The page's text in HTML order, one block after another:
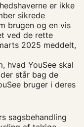
er ikke
sikrede
brugen og en vis
ved de rette
2025 meddelt,
hvad YouSee skal
står bag de
bruger i deres
sagsbehandling